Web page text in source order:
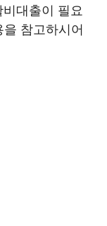
대출이 필요
참고하시어